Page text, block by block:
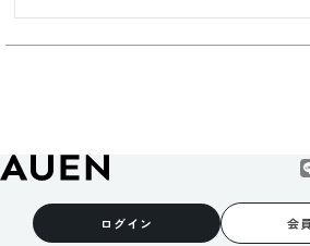
ログイン 会